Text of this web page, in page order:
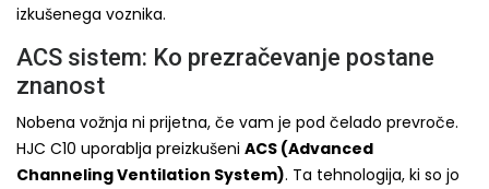
izkušenega voznika.
ACS sistem: Ko prezračevanje postane
znanost
Nobena vožnja ni prijetna, če vam je pod čelado prevroče.
HJC C10 uporablja preizkušeni ACS (Advanced
Channeling Ventilation System). Ta tehnologija, ki so jo